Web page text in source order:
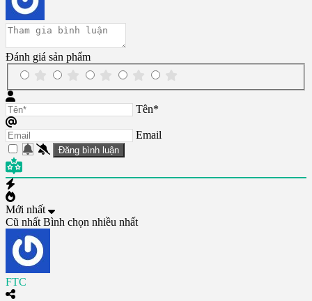
Đánh giá sản phẩm
Tên*
Email
Mới nhất
Cũ nhất Bình chọn nhiều nhất
FTC